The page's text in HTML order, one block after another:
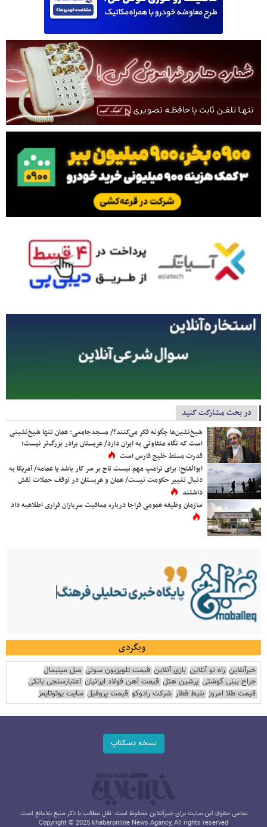
در بحث مشارکت کنید
شیخ‌نشین‌ها چگونه فکر می‌کنند؟/ مسجدجامعی: عمان تنها شیخ‌نشینی
است که نگاه متفاوتی به ایران دارد/ عربستان برادر بزرگ‌تر نیست؛
قدرت مسلط خلیج فارس است
ابوالفتح: برای ترامپ مهم نیست تاج بر سر کار باشد یا عمامه/ آمریکا به
دنبال تغییر حکومت نیست/ عمان و عربستان در توقف حملات نقش
داشتند
سازمان وظیفه عمومی فراجا درباره معافیت سربازان فراری اطلاعیه داد
وبگردی
خبرآنلاین راه نو آنلاین بازی آنلاین قیمت تلویزیون سونی مبل مینیمال
جراح بینی گوشتی پرشین هتل قیمت آهن فولاد ایرانیان اعتبارسنجی بانکی
قیمت طلا امروز بلیط قطار شرکت رادوکو قیمت پروفیل سایت یوتوتایمز
نسخه دسکتاپ
تمامی حقوق این سایت برای خبرآنلاین محفوظ است. نقل مطالب با ذکر منبع بلامانع است.
Copyright © 2025 khabaronline News Agancy, All rights reserved